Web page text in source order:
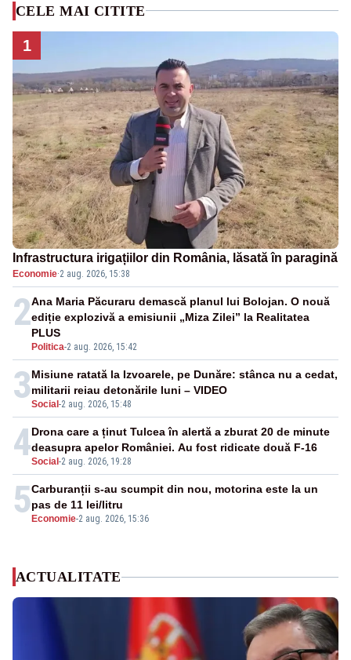
CELE MAI CITITE
1
Infrastructura irigațiilor din România, lăsată în paragină
Economie·2 aug. 2026, 15:38
2
Politica-2 aug. 2026, 15:42
Ana Maria Păcuraru demască planul lui Bolojan. O nouă
ediție explozivă a emisiunii „Miza Zilei” la Realitatea
PLUS
3Social -2 aug. 2026, 15:48
Misiune ratată la Izvoarele, pe Dunăre: stânca nu a cedat,
militarii reiau detonările luni – VIDEO
4Social -2 aug. 2026, 19:28
Drona care a ținut Tulcea în alertă a zburat 20 de minute
deasupra apelor României. Au fost ridicate două F-16
5 Economie-2 aug. 2026, 15:36
Carburanții s-au scumpit din nou, motorina este la un
pas de 11 lei/litru
ACTUALITATE